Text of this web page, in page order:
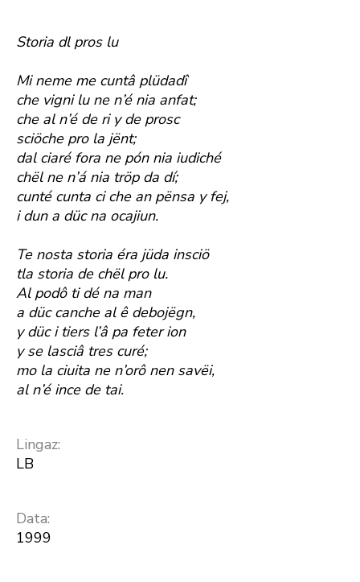
Storia dl pros lu
Mi neme me cuntâ plüdadî
che vigni lu ne n’é nia anfat;
che al n’é de ri y de prosc
sciöche pro la jënt;
dal ciaré fora ne pón nia iudiché
chël ne n’á nia tröp da dí;
cunté cunta ci che an pënsa y fej,
i dun a düc na ocajiun.
Te nosta storia éra jüda insciö
tla storia de chël pro lu.
Al podô ti dé na man
a düc canche al ê debojëgn,
y düc i tiers l’â pa feter ion
y se lasciâ tres curé;
mo la ciuita ne n’orô nen savëi,
al n’é ince de tai.
Lingaz:
LB
Data:
1999